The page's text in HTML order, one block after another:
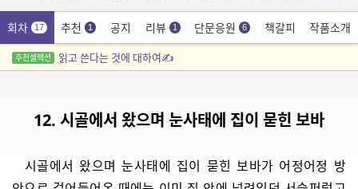
회차 17 추천 1 공지 리뷰 1 단문응원 6 책갈피 작품소개
추천셀렉션 읽고 쓴다는 것에 대하여✍️
12. 시골에서 왔으며 눈사태에 집이 묻힌 보바
시골에서 왔으며 눈사태에 집이 묻힌 보바가 어정어정 방